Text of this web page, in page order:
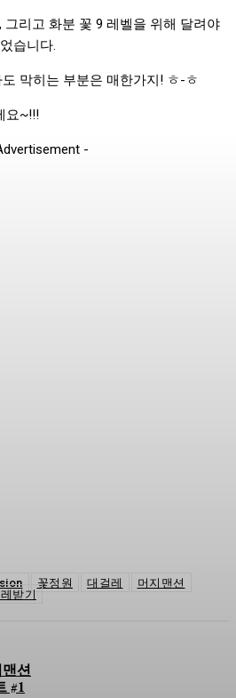
리고 화분 꽃 9 레벨을 위해 달려야
습니다.
막히는 부분은 매한가지! ㅎ-ㅎ
요~!!!
-
꽃정원 대걸레
머지맨션
받기
션
#1